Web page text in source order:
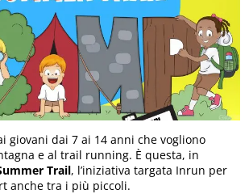
giovani dai 7 ai 14 anni che vogliono
e al trail running. È questa, in
Trail, l’iniziativa targata Inrun per
anche tra i più piccoli.